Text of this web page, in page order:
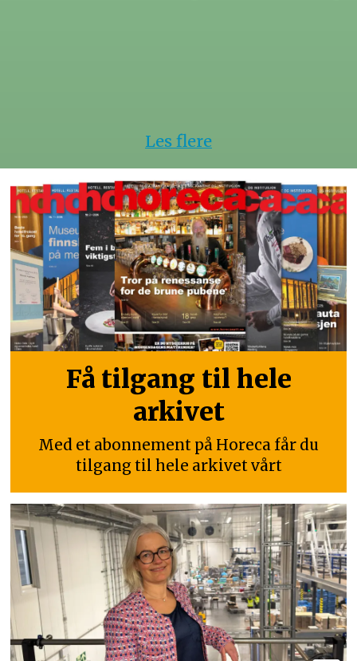
Les flere
Få tilgang til hele
arkivet
Med et abonnement på Horeca får du
tilgang til hele arkivet vårt